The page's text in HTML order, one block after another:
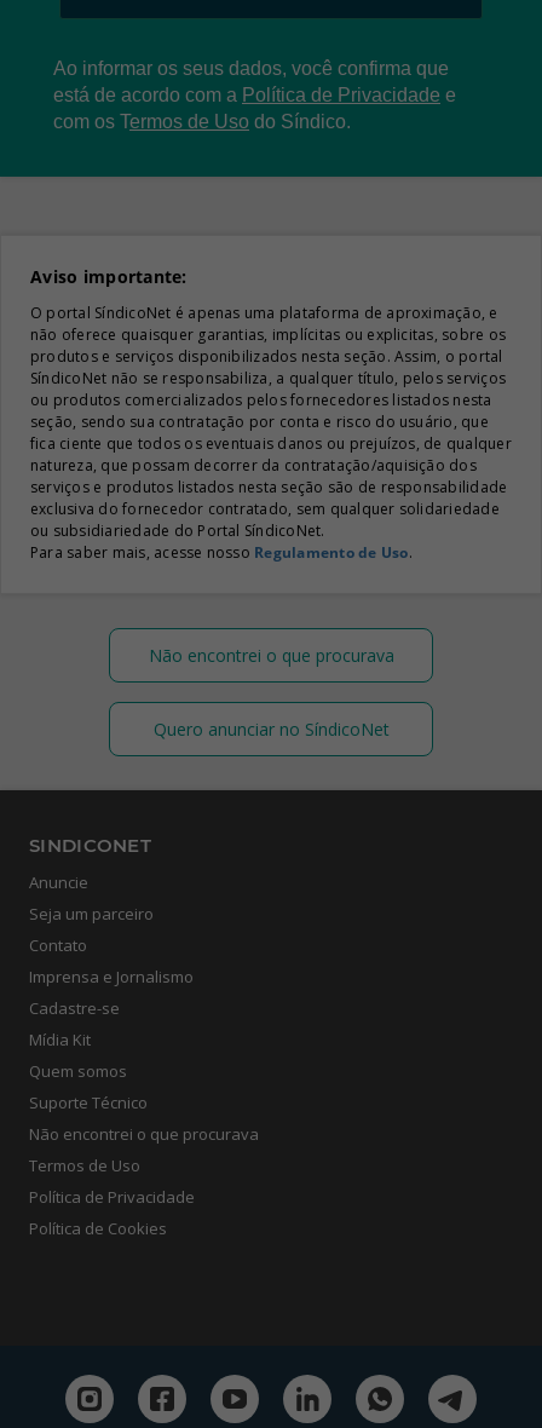
Ao informar os seus dados, você confirma que
está de acordo com a Política de Privacidade e
com os Termos de Uso do Síndico.
Aviso importante:
O portal SíndicoNet é apenas uma plataforma de aproximação, e
não oferece quaisquer garantias, implícitas ou explicitas, sobre os
produtos e serviços disponibilizados nesta seção. Assim, o portal
SíndicoNet não se responsabiliza, a qualquer título, pelos serviços
ou produtos comercializados pelos fornecedores listados nesta
seção, sendo sua contratação por conta e risco do usuário, que
fica ciente que todos os eventuais danos ou prejuízos, de qualquer
natureza, que possam decorrer da contratação/aquisição dos
serviços e produtos listados nesta seção são de responsabilidade
exclusiva do fornecedor contratado, sem qualquer solidariedade
ou subsidiariedade do Portal SíndicoNet.
Para saber mais, acesse nosso Regulamento de Uso.
Não encontrei o que procurava
Quero anunciar no SíndicoNet
SINDICONET
Anuncie
Seja um parceiro
Contato
Imprensa e Jornalismo
Cadastre-se
Mídia Kit
Quem somos
Suporte Técnico
Não encontrei o que procurava
Termos de Uso
Política de Privacidade
Política de Cookies